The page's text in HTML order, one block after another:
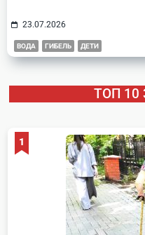
23.07.2026
ВОДА ГИБЕЛЬ ДЕТИ
ТОП